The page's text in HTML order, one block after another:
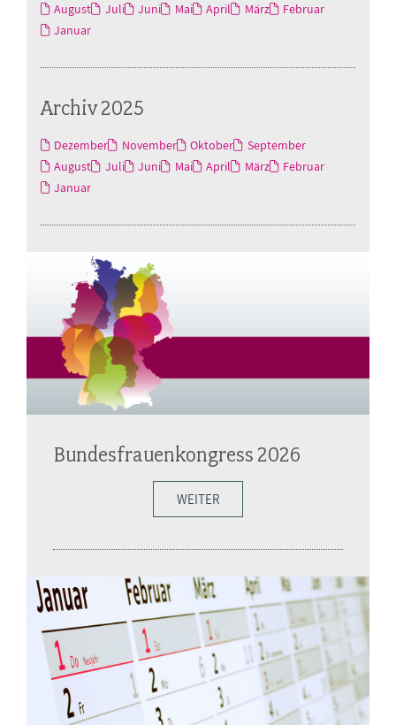
August Juli Juni Mai April März
Februar
Januar
Archiv 2025
Dezember November Oktober
September
August
Juli Juni Mai April März
Februar
Januar
Bundesfrauenkongress 2026
WEITER